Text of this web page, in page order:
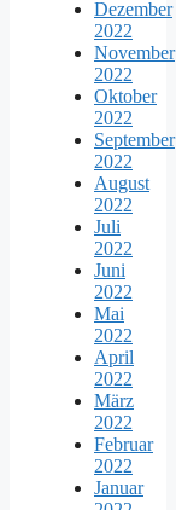
Dezember
2022
November
2022
Oktober
2022
September
2022
August
2022
Juli
2022
Juni
2022
Mai
2022
April
2022
März
2022
Februar
2022
Januar